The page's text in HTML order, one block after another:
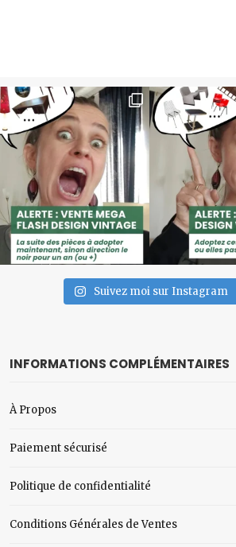
Suivez moi sur Instagram
INFORMATIONS COMPLÉMENTAIRES
À Propos
Paiement sécurisé
Politique de confidentialité
Conditions Générales de Ventes